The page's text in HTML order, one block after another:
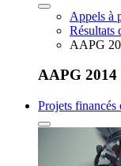
Appels à
Résultats
AAPG
AAPG 2014
Projets financés